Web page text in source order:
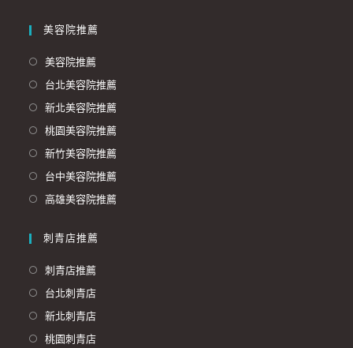
美容院推薦
美容院推薦
台北美容院推薦
新北美容院推薦
桃園美容院推薦
新竹美容院推薦
台中美容院推薦
高雄美容院推薦
刺青店推薦
刺青店推薦
台北刺青店
新北刺青店
桃園刺青店